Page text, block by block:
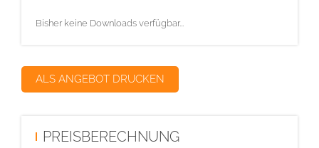
Bisher keine Downloads verfügbar...
ALS ANGEBOT DRUCKEN
PREISBERECHNUNG